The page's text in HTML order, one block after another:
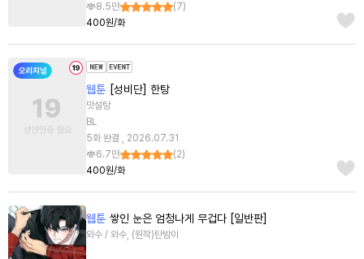
8.5만
(7)
400원/화
웹툰 [성비단] 한탕
맛설탕
BL
5화 완결 , 2026.07.31
6.7만
(2)
400원/화
웹툰 쌓인 눈은 엄청나게 무겁다 [일반판]
와수 / 와수, (원작)탄밤이